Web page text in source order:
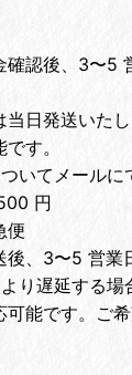
確認後、3〜5
当日発送いた
す。
いてメールに
円
便
後、3〜5 営業
り遅延する場
可能です。ご